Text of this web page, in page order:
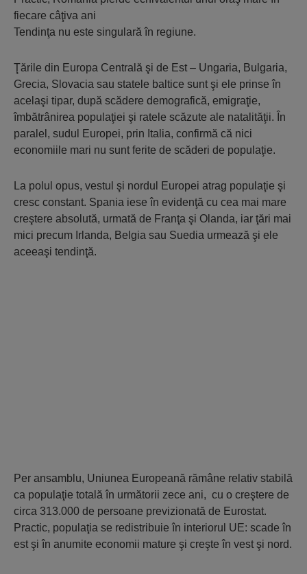
fiecare câţiva ani
Tendinţa nu este singulară în regiune.
Ţările din Europa Centrală şi de Est – Ungaria, Bulgaria,
Grecia, Slovacia sau statele baltice sunt şi ele prinse în
acelaşi tipar, după scădere demografică, emigraţie,
îmbătrânirea populaţiei şi ratele scăzute ale natalităţii. În
paralel, sudul Europei, prin Italia, confirmă că nici
economiile mari nu sunt ferite de scăderi de populaţie.
La polul opus, vestul şi nordul Europei atrag populaţie şi
cresc constant. Spania iese în evidenţă cu cea mai mare
creştere absolută, urmată de Franţa şi Olanda, iar ţări mai
mici precum Irlanda, Belgia sau Suedia urmează şi ele
aceeaşi tendinţă.
Per ansamblu, Uniunea Europeană rămâne relativ stabilă
ca populaţie totală în următorii zece ani, cu o creştere de
circa 313.000 de persoane previzionată de Eurostat.
Practic, populaţia se redistribuie în interiorul UE: scade în
est şi în anumite economii mature şi creşte în vest şi nord.